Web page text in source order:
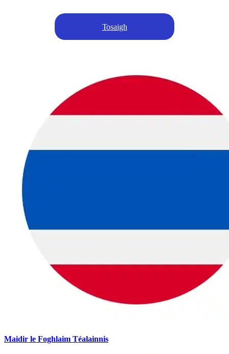
Tosaigh
Maidir le Foghlaim Téalainnis